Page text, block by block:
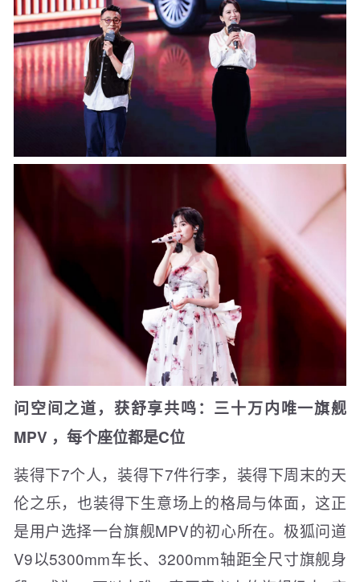
问空间之道，获舒享共鸣：三十万内唯一旗舰
MPV ，每个座位都是C位
装得下7个人，装得下7件行李，装得下周末的天
伦之乐，也装得下生意场上的格局与体面，这正
是用户选择一台旗舰MPV的初心所在。极狐问道
V9以5300mm车长、3200mm轴距全尺寸旗舰身